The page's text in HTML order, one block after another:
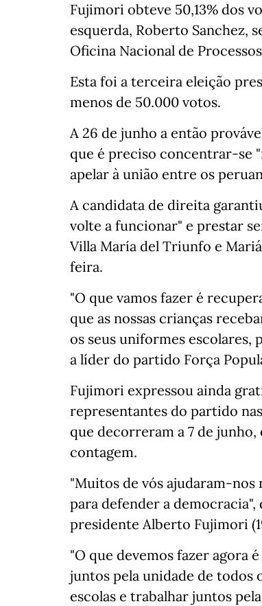
Fujimori obteve 50,13% dos
esquerda, Roberto Sanchez,
Oficina Nacional de
Esta foi a terceira eleição
menos de 50.000 votos.
A 26 de junho a então
que é preciso concentrar-se
apelar à união entre os
A candidata de direita
volte a funcionar" e prestar
Villa María del Triunfo e
feira.
"O que vamos fazer é
que as nossas crianças
os seus uniformes escolares,
a líder do partido Força
Fujimori expressou ainda
representantes do partido
que decorreram a 7 de
contagem.
"Muitos de vós ajudaram-
para defender a
presidente Alberto Fujimori
"O que devemos fazer agora
juntos pela unidade de todos
escolas e trabalhar juntos